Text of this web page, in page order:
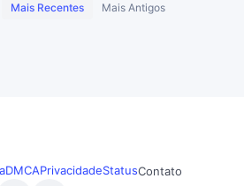
Mais Recentes Mais Antigos
DMCAPrivacidadeStatusContato